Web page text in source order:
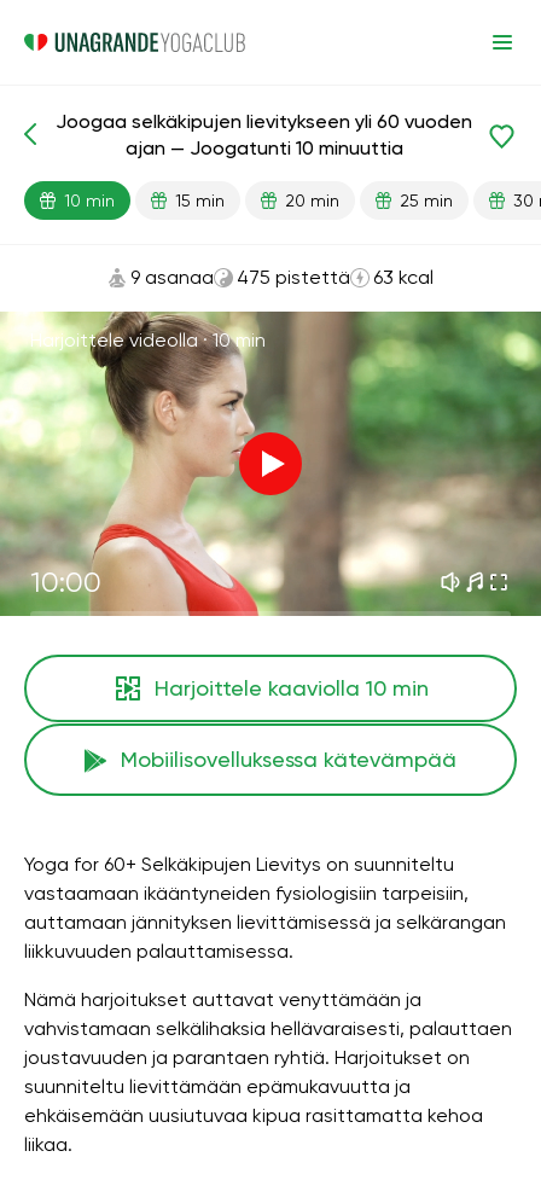
Valmiit oppitunnit Ikä
Joogaa selkäkipujen lievitykseen yli 60 vuoden
ajan — Joogatunti 10 minuuttia
10 min 15 min 20 min 25 min 30
9 asanaa 475 pistettä 63 kcal
Harjoittele videolla ·10 min
10:00
Harjoittele kaaviolla 10 min
Mobiilisovelluksessa kätevämpää
Yoga for 60+ Selkäkipujen Lievitys on suunniteltu
vastaamaan ikääntyneiden fysiologisiin tarpeisiin,
auttamaan jännityksen lievittämisessä ja selkärangan
liikkuvuuden palauttamisessa.
Nämä harjoitukset auttavat venyttämään ja
vahvistamaan selkälihaksia hellävaraisesti, palauttaen
joustavuuden ja parantaen ryhtiä. Harjoitukset on
suunniteltu lievittämään epämukavuutta ja
ehkäisemään uusiutuvaa kipua rasittamatta kehoa
liikaa.